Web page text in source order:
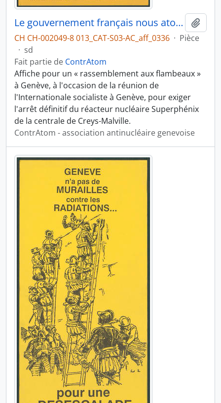
Le gouvernement français nous atomise toujours plus !
CH CH-002049-8 013_CAT-S03-AC_aff_0336 · Pièce
· sd
Fait partie de ContrAtom
Affiche pour un « rassemblement aux flambeaux »
à Genève, à l'occasion de la réunion de
l'Internationale socialiste à Genève, pour exiger
l'arrêt définitif du réacteur nucléaire Superphénix
de la centrale de Creys-Malville.
ContrAtom - association antinucléaire genevoise